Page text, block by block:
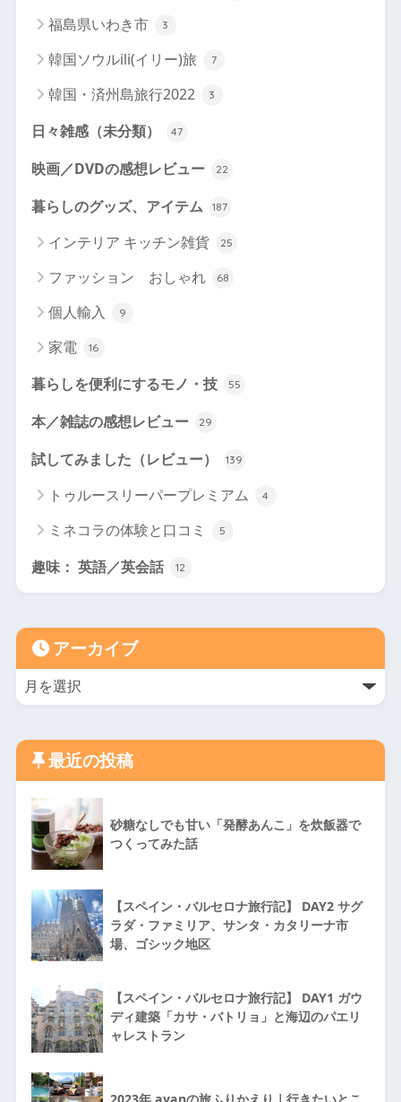
福島県いわき市 3
韓国ソウルili(イリー)旅 7
韓国・済州島旅行2022 3
日々雑感（未分類） 47
映画／DVDの感想レビュー 22
暮らしのグッズ、アイテム 187
インテリア キッチン雑貨 25
ファッション おしゃれ 68
個人輸入 9
家電 16
暮らしを便利にするモノ・技 55
本／雑誌の感想レビュー 29
試してみました（レビュー） 139
トゥルースリーパープレミアム 4
ミネコラの体験と口コミ 5
趣味： 英語／英会話 12
アーカイブ
最近の投稿
砂糖なしでも甘い「発酵あんこ」を炊飯器で
つくってみた話
【スペイン・バルセロナ旅行記】 DAY2 サグ
ラダ・ファミリア、サンタ・カタリーナ市
場、ゴシック地区
【スペイン・バルセロナ旅行記】 DAY1 ガウ
ディ建築「カサ・バトリョ」と海辺のパエリ
ャレストラン